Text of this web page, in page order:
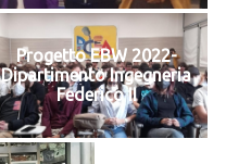
Progetto EBW 2022-
Dipartimento Ingegneria
Federico II